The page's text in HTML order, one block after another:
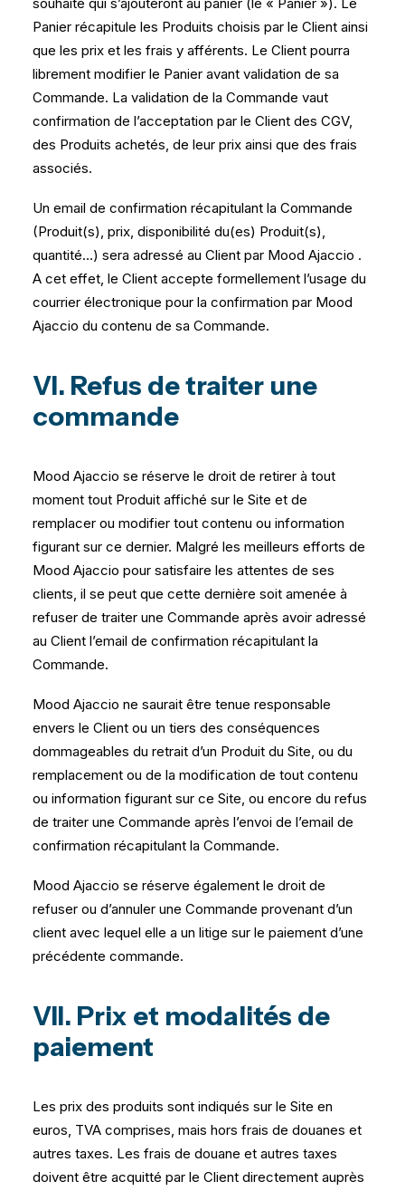
Panier récapitule les Produits choisis par le Client ainsi
que les prix et les frais y afférents. Le Client pourra
librement modifier le Panier avant validation de sa
Commande. La validation de la Commande vaut
confirmation de l’acceptation par le Client des CGV,
des Produits achetés, de leur prix ainsi que des frais
associés.
Un email de confirmation récapitulant la Commande
(Produit(s), prix, disponibilité du(es) Produit(s),
quantité…) sera adressé au Client par Mood Ajaccio .
A cet effet, le Client accepte formellement l’usage du
courrier électronique pour la confirmation par Mood
Ajaccio du contenu de sa Commande.
VI. Refus de traiter une
commande
Mood Ajaccio se réserve le droit de retirer à tout
moment tout Produit affiché sur le Site et de
remplacer ou modifier tout contenu ou information
figurant sur ce dernier. Malgré les meilleurs efforts de
Mood Ajaccio pour satisfaire les attentes de ses
clients, il se peut que cette dernière soit amenée à
refuser de traiter une Commande après avoir adressé
au Client l’email de confirmation récapitulant la
Commande.
Mood Ajaccio ne saurait être tenue responsable
envers le Client ou un tiers des conséquences
dommageables du retrait d’un Produit du Site, ou du
remplacement ou de la modification de tout contenu
ou information figurant sur ce Site, ou encore du refus
de traiter une Commande après l’envoi de l’email de
confirmation récapitulant la Commande.
Mood Ajaccio se réserve également le droit de
refuser ou d’annuler une Commande provenant d’un
client avec lequel elle a un litige sur le paiement d’une
précédente commande.
VII. Prix et modalités de
paiement
Les prix des produits sont indiqués sur le Site en
euros, TVA comprises, mais hors frais de douanes et
autres taxes. Les frais de douane et autres taxes
doivent être acquitté par le Client directement auprès